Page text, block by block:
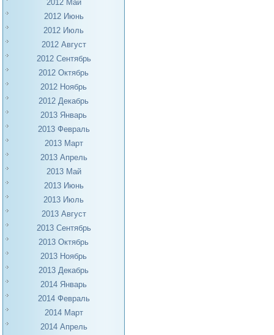
2012 Май
2012 Июнь
2012 Июль
2012 Август
2012 Сентябрь
2012 Октябрь
2012 Ноябрь
2012 Декабрь
2013 Январь
2013 Февраль
2013 Март
2013 Апрель
2013 Май
2013 Июнь
2013 Июль
2013 Август
2013 Сентябрь
2013 Октябрь
2013 Ноябрь
2013 Декабрь
2014 Январь
2014 Февраль
2014 Март
2014 Апрель